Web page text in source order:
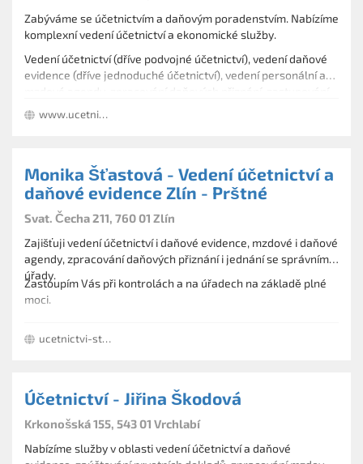
Zabýváme se účetnictvím a daňovým poradenstvím. Nabízíme
komplexní vedení účetnictví a ekonomické služby.
Vedení účetnictví (dříve podvojné účetnictví), vedení daňové
evidence (dříve jednoduché účetnictví), vedení personální a
na úřadech.
právnickým osobám. V účetních a daňových službách
www.ucetnictvi-moravcova.cz
Monika Šťastová - Vedení účetnictví a
daňové evidence Zlín - Prštné
Svat. Čecha 211, 760 01 Zlín
Zajišťuji vedení účetnictví i daňové evidence, mzdové i daňové
agendy, zpracování daňových přiznání i jednání se správními
úřady.
Zastoupím Vás při kontrolách a na úřadech na základě plné
moci.
ucetnictvi-stastova.sluzby.cz
Účetnictví - Jiřina Škodová
Krkonošská 155, 543 01 Vrchlabí
Nabízíme služby v oblasti vedení účetnictví a daňové